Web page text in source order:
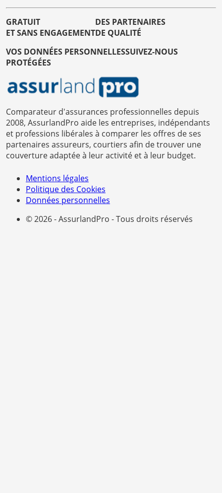
GRATUIT
ET SANS ENGAGEMENT
DES PARTENAIRES
DE QUALITÉ
VOS DONNÉES PERSONNELLES
PROTÉGÉES
SUIVEZ-NOUS
Comparateur d'assurances professionnelles depuis
2008, AssurlandPro aide les entreprises, indépendants
et professions libérales à comparer les offres de ses
partenaires assureurs, courtiers afin de trouver une
couverture adaptée à leur activité et à leur budget.
Mentions légales
Politique des Cookies
Données personnelles
© 2026 - AssurlandPro - Tous droits réservés